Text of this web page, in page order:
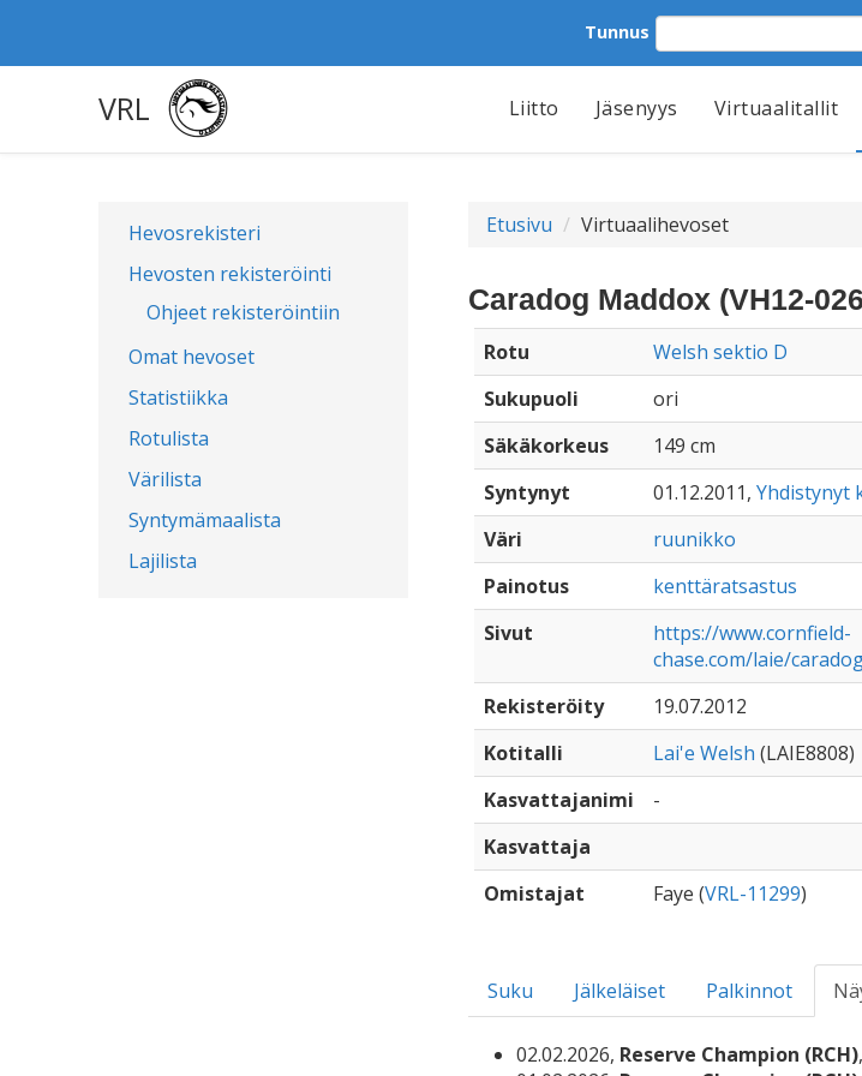
Tunnus
VRL Liitto Jäsenyys Virtuaalitallit
Hevosrekisteri
Hevosten rekisteröinti
Ohjeet rekisteröintiin
Omat hevoset
Statistiikka
Rotulista
Värilista
Syntymämaalista
Lajilista
Etusivu Virtuaalihevoset
Caradog Maddox (VH12-
Rotu
Welsh sektio D
Sukupuoli
ori
Säkäkorkeus
149 cm
Syntynyt
01.12.2011, Yhdistynyt
Väri
ruunikko
Painotus
kenttäratsastus
Sivut
https://www.cornfield-
chase.com/laie/
Rekisteröity
19.07.2012
Kotitalli
Lai'e Welsh (LAIE8808)
Kasvattajanimi
-
Kasvattaja
Omistajat
Faye (VRL-11299)
Suku Jälkeläiset Palkinnot
02.02.2026, Reserve Champion (RCH)